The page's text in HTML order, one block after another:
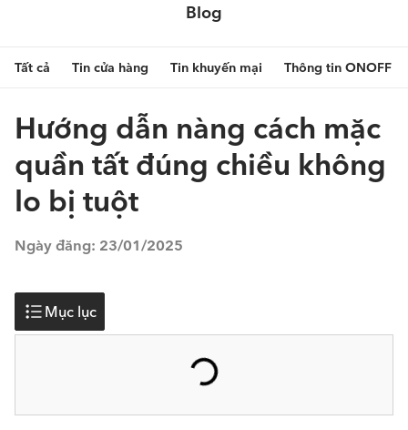
Blog
Tất cả Tin cửa hàng Tin khuyến mại Thông tin ONOFF
Hướng dẫn nàng cách mặc
quần tất đúng chiều không
lo bị tuột
Ngày đăng: 23/01/2025
Mục lục